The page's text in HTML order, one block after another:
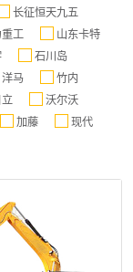
长征恒天九五
工
山东卡特
石川岛
洋马
竹内
立
沃尔沃
加藤
现代